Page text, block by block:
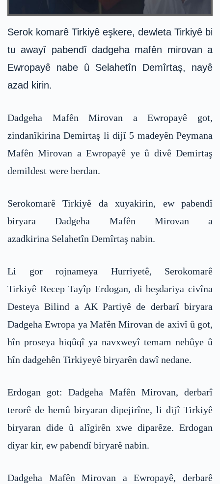
Serok komarê Tirkiyê eşkere, dewleta Tirkiyê bi
tu awayî pabendî dadgeha mafên mirovan a
Ewropayê nabe û Selahetîn Demîrtaş, nayê
azad kirin.
Dadgeha Mafên Mirovan a Ewropayê got,
zindanîkirina Demirtaş li dijî 5 madeyên Peymana
Mafên Mirovan a Ewropayê ye û divê Demirtaş
demildest were berdan.
Serokomarê Tirkiyê da xuyakirin, ew pabendî
biryara Dadgeha Mafên Mirovan a
azadkirina Selahetîn Demîrtaş nabin.
Li gor rojnameya Hurriyetê, Serokomarê
Tirkiyê Recep Tayîp Erdogan, di beşdariya civîna
Desteya Bilind a AK Partiyê de derbarî biryara
Dadgeha Ewropa ya Mafên Mirovan de axivî û got,
hîn proseya hiqûqî ya navxweyî temam nebûye û
hîn dadgehên Tirkiyeyê biryarên dawî nedane.
Erdogan got: Dadgeha Mafên Mirovan, derbarî
terorê de hemû biryaran dipejirîne, li dijî Tirkiyê
biryaran dide û alîgirên xwe diparêze. Erdogan
diyar kir, ew pabendî biryarê nabin.
Dadgeha Mafên Mirovan a Ewropayê, derbarê